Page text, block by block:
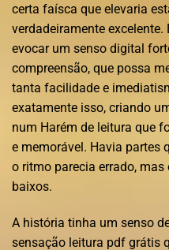
certa faísca que elevaria
verdadeiramente
evocar um senso digital
compreensão, que possa
tanta facilidade e
exatamente isso, criando
num Harém de leitura que
e memorável. Havia partes
o ritmo parecia errado,
baixos.
A história tinha um senso
sensação leitura pdf grátis